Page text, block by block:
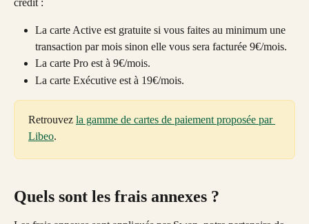
crédit :
La carte Active est gratuite si vous faites au minimum une
transaction par mois sinon elle vous sera facturée 9€/mois.
La carte Pro est à 9€/mois.
La carte Exécutive est à 19€/mois.
Retrouvez la gamme de cartes de paiement proposée par
Libeo.
Quels sont les frais annexes ?